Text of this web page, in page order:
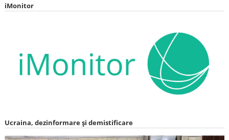
iMonitor
Ucraina, dezinformare și demistificare